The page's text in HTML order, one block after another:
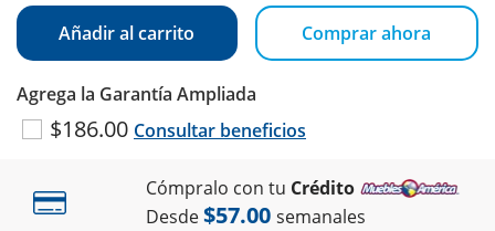
Añadir al carrito Comprar ahora
Agrega la Garantía Ampliada
$186.00 Consultar beneficios
Cómpralo con tu Crédito
Desde$57.00 semanales